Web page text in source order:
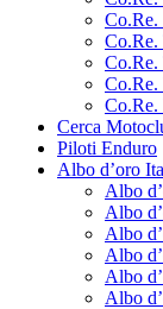
Co.Re.
Co.Re.
Co.Re.
Co.Re.
Co.Re.
Cerca
Piloti Enduro
Albo d’oro
Albo
Albo
Albo
Albo
Albo
Albo